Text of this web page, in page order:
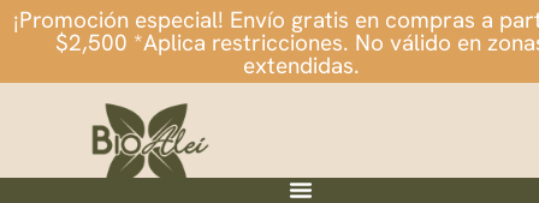
¡Promoción especial! Envío gratis en compras a
$2,500 *Aplica restricciones. No válido en
extendidas.